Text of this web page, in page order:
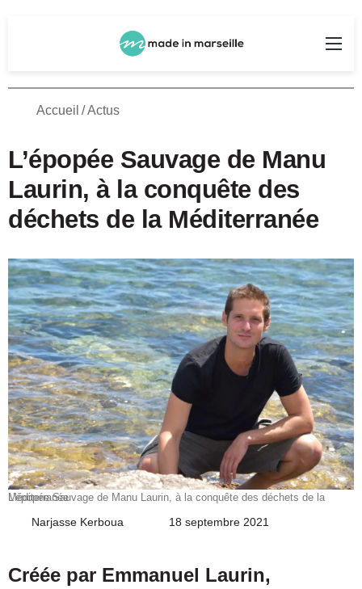
Accueil /Actus
L’épopée Sauvage de Manu
Laurin, à la conquête des
déchets de la Méditerranée
L’épopée Sauvage de Manu Laurin, à la conquête des déchets de la Méditerranée
Narjasse Kerboua
Envoyer18 septembre 2021
Créée par Emmanuel Laurin,